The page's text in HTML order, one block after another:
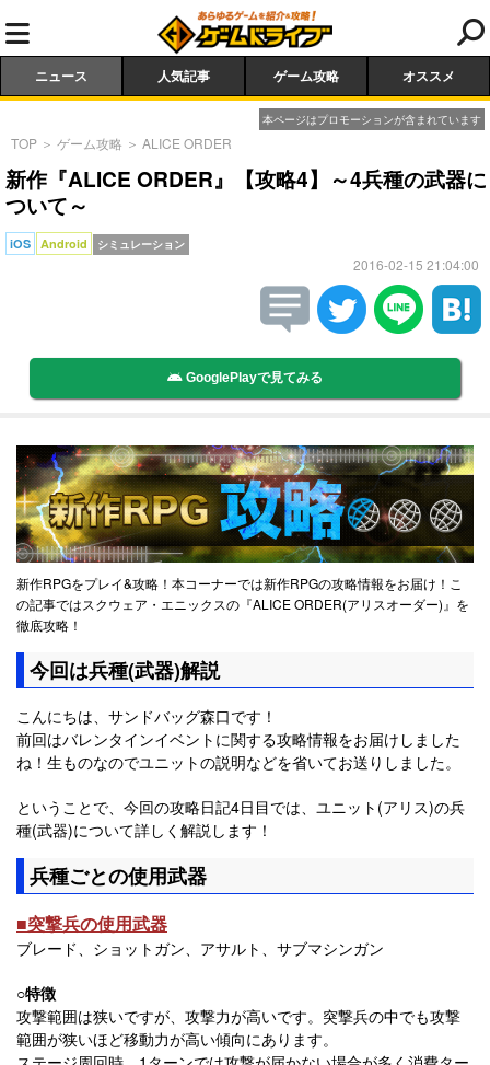
ニュース 人気記事 ゲーム攻略 オススメ
本ページはプロモーションが含まれています
TOP ＞ ゲーム攻略 ＞ ALICE ORDER
新作『ALICE ORDER』【攻略4】～4兵種の武器に
ついて～
iOS Android シミュレーション
2016-02-15 21:04:00
GooglePlayで見てみる
新作RPGをプレイ&攻略！本コーナーでは新作RPGの攻略情報をお届け！こ
の記事ではスクウェア・エニックスの『ALICE ORDER(アリスオーダー)』を
徹底攻略！
今回は兵種(武器)解説
こんにちは、サンドバッグ森口です！
前回はバレンタインイベントに関する攻略情報をお届けしました
ね！生ものなのでユニットの説明などを省いてお送りしました。
ということで、今回の攻略日記4日目では、ユニット(アリス)の兵
種(武器)について詳しく解説します！
兵種ごとの使用武器
■突撃兵の使用武器
ブレード、ショットガン、アサルト、サブマシンガン
○特徴
攻撃範囲は狭いですが、攻撃力が高いです。突撃兵の中でも攻撃
範囲が狭いほど移動力が高い傾向にあります。